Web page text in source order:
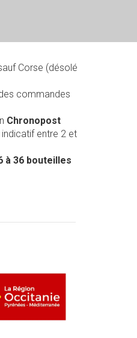
Corse (désolé
commandes
Chronopost
entre 2 et
à 36 bouteilles